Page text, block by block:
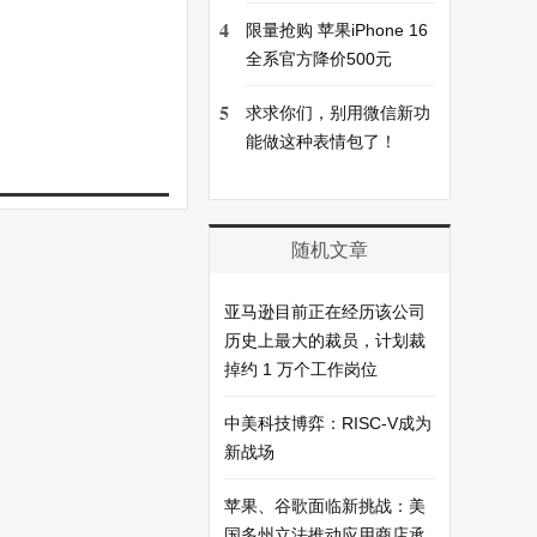
4
限量抢购 苹果iPhone 16
全系官方降价500元
5
求求你们，别用微信新功
能做这种表情包了！
随机文章
亚马逊目前正在经历该公司
历史上最大的裁员，计划裁
掉约 1 万个工作岗位
中美科技博弈：RISC-V成为
新战场
苹果、谷歌面临新挑战：美